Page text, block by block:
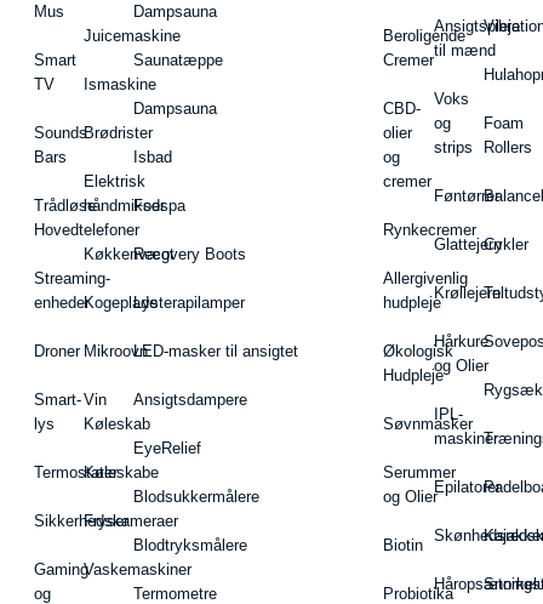
Mus
Smart
TV
Sounds
Bars
Trådløse
Hovedtelefoner
Streaming-
enheder
Droner
Smart-
lys
Termostater
Sikkerhedskameraer
Gaming
og
Juicemaskine
Ismaskine
Brødrister
Elektrisk
håndmikser
Køkkenvægt
Kogeplade
Mikroovn
Vin
Køleskab
Køleskabe
Fryser
Vaskemaskiner
Dampsauna
Saunatæppe
Dampsauna
Isbad
Fodspa
Recovery Boots
Lysterapilamper
LED-masker til ansigtet
Ansigtsdampere
EyeRelief
Blodsukkermålere
Blodtryksmålere
Termometre
Beroligende
Cremer
CBD-
olier
og
cremer
Rynkecremer
Allergivenlig
hudpleje
Økologisk
Hudpleje
Søvnmasker
Serummer
og Olier
Biotin
Probiotika
Ansigtspleje
til mænd
Voks
og
strips
Føntørrer
Glattejern
Krøllejern
Hårkure
og Olier
IPL-
maskiner
Epilatorer
Foam
Rollers
Cykler